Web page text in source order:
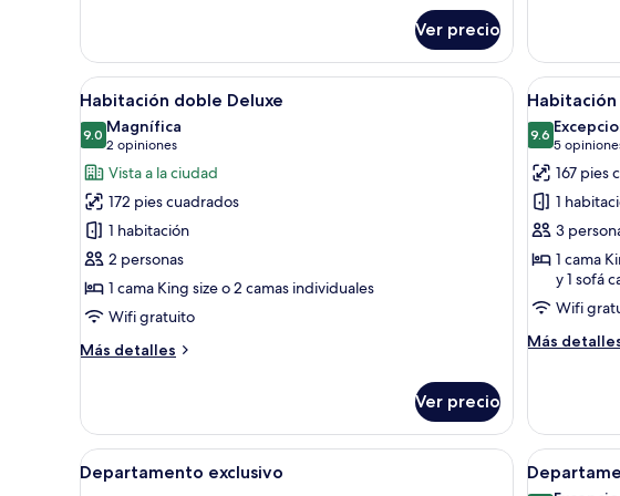
Deluxe
Ver precio
Abrir
todas
las
fotos
de
Habitación
doble
Deluxe
Un dormitorio con una cama, una lámpara, un
9
Habitación doble Deluxe
9.09.0 de 10
Magnífica
2 opiniones
(2
opiniones)
Vista a la ciudad
172 pies cuadrados
1 habitación
2 personas
1 cama King size o 2 camas individuales
Wifi gratuito
Más detalles
Más
doble
Deluxe
Ver precio
Abrir
todas
las
fotos
de
triple
Prestigio
30
9.69.6 de 10
5
(5
167 pies
1
3
1 cama
y 1 sofá
Wifi
Más
Más
triple
Prestigio
Abrir
todas
Un dormitorio con cama con dosel, un piano y un
17
Departamento exclusivo
Abrir
todas
11